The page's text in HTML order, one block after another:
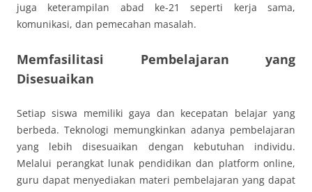
juga keterampilan abad ke-21 seperti kerja sama,
komunikasi, dan pemecahan masalah.
Memfasilitasi Pembelajaran yang
Disesuaikan
Setiap siswa memiliki gaya dan kecepatan belajar yang
berbeda. Teknologi memungkinkan adanya pembelajaran
yang lebih disesuaikan dengan kebutuhan individu.
Melalui perangkat lunak pendidikan dan platform online,
guru dapat menyediakan materi pembelajaran yang dapat